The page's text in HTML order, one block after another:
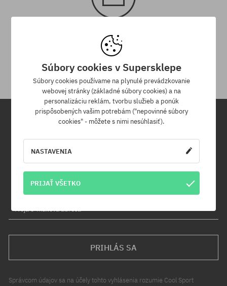
30 dní na vrátenie tovaru
Na vrátenie produktu máš 30 dní od dňa obdržania zásielky.
Newsletter
Navyše získaš zľavový kód -5 % na celú objednávku!
Tvoja e-mailová adresa
PRIHLÁS SA
Správcom údajov sa na účely tohto vyhlásenia rozumie Cool Sport
Súbory cookies v Supersklepe
Súbory cookies používame na plynulé prevádzkovanie
webovej stránky (základné súbory cookies) a na
personalizáciu reklám, tvorbu služieb a ponúk
prispôsobených vašim potrebám ("nepovinné súbory
cookies" - môžete s nimi nesúhlasiť).
NASTAVENIA
PRIJAŤ VŠETKO